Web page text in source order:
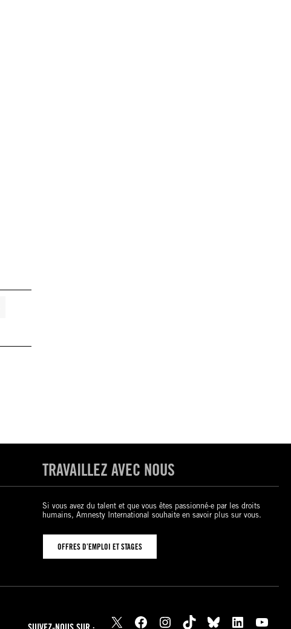
TRAVAILLEZ AVEC NOUS
Si vous avez du talent et que vous êtes passionné-e par les droits
humains, Amnesty International souhaite en savoir plus sur vous.
OFFRES D’EMPLOI ET STAGES
X Facebook Instagram TikTok Bluesky LinkedIn YouTube